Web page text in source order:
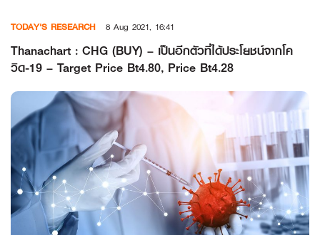
content
TODAY'S RESEARCH 8 Aug 2021, 16:41
Thanachart : CHG (BUY) – เป็นอีกตัวที่ได้ประโยชน์จากโค
วิด-19 – Target Price Bt4.80, Price Bt4.28